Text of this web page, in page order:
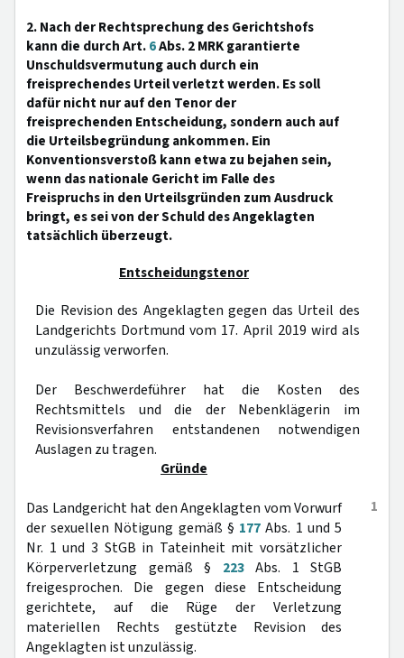
2. Nach der Rechtsprechung des Gerichtshofs
kann die durch Art.6Abs. 2 MRK garantierte
Unschuldsvermutung auch durch ein
freisprechendes Urteil verletzt werden. Es soll
dafür nicht nur auf den Tenor der
freisprechenden Entscheidung, sondern auch auf
die Urteilsbegründung ankommen. Ein
Konventionsverstoß kann etwa zu bejahen sein,
wenn das nationale Gericht im Falle des
Freispruchs in den Urteilsgründen zum Ausdruck
bringt, es sei von der Schuld des Angeklagten
tatsächlich überzeugt.
Entscheidungstenor
Die Revision des Angeklagten gegen das Urteil des
Landgerichts Dortmund vom 17. April 2019 wird als
unzulässig verworfen.
Der Beschwerdeführer hat die Kosten des
Rechtsmittels und die der Nebenklägerin im
Revisionsverfahren entstandenen notwendigen
Auslagen zu tragen.
Gründe
1
Das Landgericht hat den Angeklagten vom Vorwurf
der sexuellen Nötigung gemäß § 177 Abs. 1 und 5
Nr. 1 und 3 StGB in Tateinheit mit vorsätzlicher
Körperverletzung gemäß § 223Abs. 1 StGB
freigesprochen. Die gegen diese Entscheidung
gerichtete, auf die Rüge der Verletzung
materiellen Rechts gestützte Revision des
Angeklagten ist unzulässig.